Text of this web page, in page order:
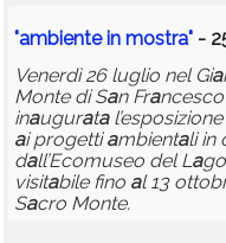
"ambiente in mostra" -
Venerdì 26 luglio nel Gia
Monte di San Francesco
inauguratal’esposizione
ai progettiambientali in
dall’Ecomuseo del La
visitabile fino al 13
Sacro Monte.